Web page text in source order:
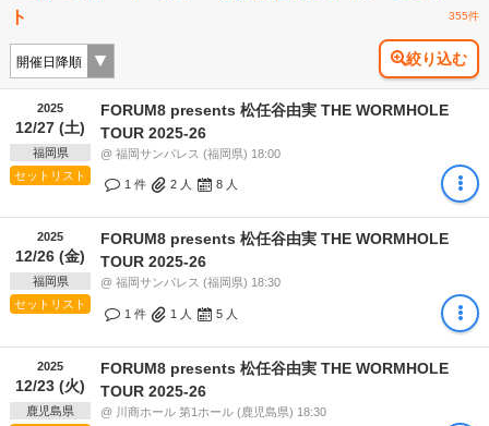
ト
355件
絞り込む
2025
12/27 (土)
福岡県
セットリスト
FORUM8 presents 松任谷由実 THE WORMHOLE
TOUR 2025-26
@ 福岡サンパレス (福岡県) 18:00
1 件 2 人 8 人
2025
12/26 (金)
福岡県
セットリスト
FORUM8 presents 松任谷由実 THE WORMHOLE
TOUR 2025-26
@ 福岡サンパレス (福岡県) 18:30
1 件 1 人 5 人
2025
12/23 (火)
鹿児島県
FORUM8 presents 松任谷由実 THE WORMHOLE
TOUR 2025-26
@ 川商ホール 第1ホール (鹿児島県) 18:30